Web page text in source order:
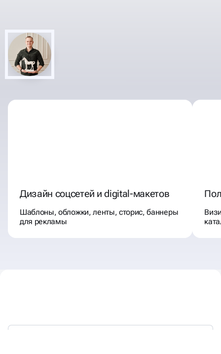
НА ПСИХОЛОГИИ, НА
КРЕАТИВЕ, НА ЯРКОСТИ
Дизайн соцсетей и digital-макетов
Шаблоны, обложки, ленты, сторис, баннеры
для рекламы